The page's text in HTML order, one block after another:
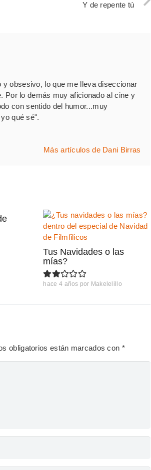
Y de repente tú
obsesivo, lo que me lleva diseccionar
Por lo demás muy aficionado al cine y
con sentido del humor...muy
qué sé".
Más artículos de Dani Birras
Tus Navidades o las
mías?
hace 4 años por Makelelillo
obligatorios están marcados con *